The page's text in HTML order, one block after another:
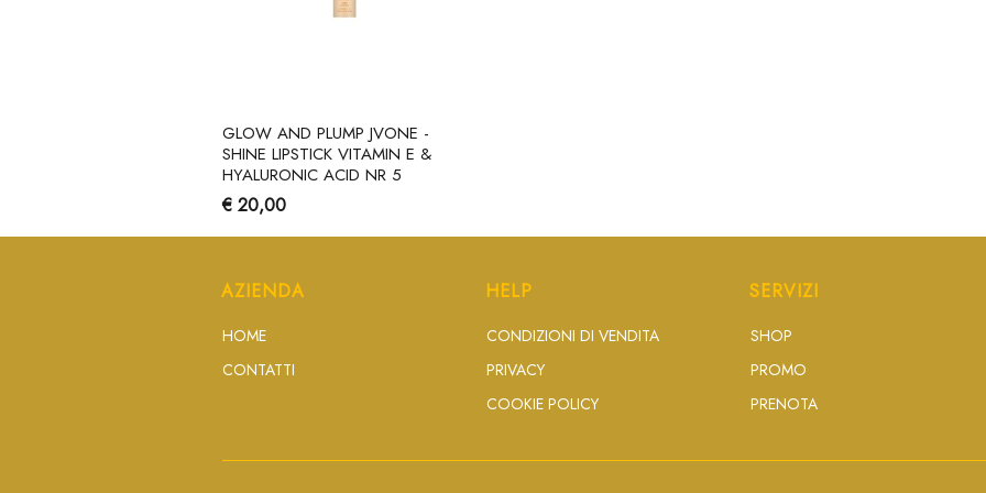
GLOW AND PLUMP JVONE -
SHINE LIPSTICK VITAMIN E &
HYALURONIC ACID NR 5
€ 20,00
AZIENDA
HOME
CONTATTI
HELP
CONDIZIONI DI VENDITA
PRIVACY
COOKIE POLICY
SERVIZI
SHOP
PROMO
PRENOTA